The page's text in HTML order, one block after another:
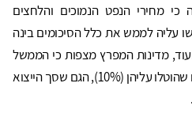
כי מחירי הנפט הנמוכים והלחצים
עליה לממש את כלל הסיכומים בינה
מדינות המפרץ מצפות כי הממשל
יצמצם את שיעור המכסים שהוטלו עליהן (10%), הגם שסך הייצוא